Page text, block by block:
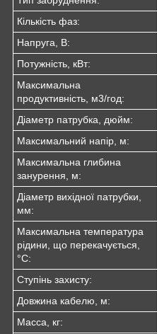
Кількість фаз:
Напруга, В:
Потужність, кВт:
Максимальна
продуктивність, м3/год:
Діаметр патрубка, дюйм:
Максимальний напір, м:
Максимальна глибина
занурення, м:
Діаметр вихідної патрубки,
мм:
Максимальна температура
рідини, що перекачується,
°C:
Ступінь захисту:
Довжина кабелю, м:
Масса, кг: